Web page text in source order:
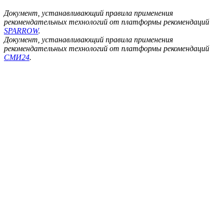
Документ, устанавливающий правила применения
рекомендательных технологий от платформы рекомендаций
SPARROW.
Документ, устанавливающий правила применения
рекомендательных технологий от платформы рекомендаций
СМИ24.